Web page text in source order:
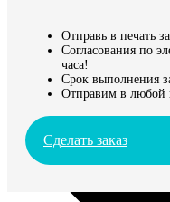
Отправь в печать
Согласования по
часа!
Срок выполнения
Отправим в любой
Сделать заказ